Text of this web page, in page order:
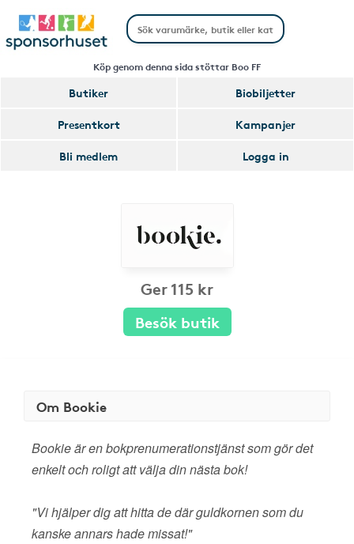
Köp genom denna sida stöttar Boo FF
Butiker
Biobiljetter
Presentkort
Kampanjer
Bli medlem
Logga in
Ger 115 kr
Besök butik
Om Bookie
Bookie är en bokprenumerationstjänst som gör det
enkelt och roligt att välja din nästa bok!
"Vi hjälper dig att hitta de där guldkornen som du
kanske annars hade missat!"